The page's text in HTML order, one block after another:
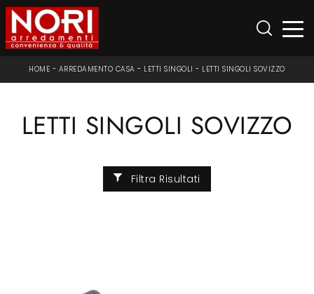
HOME - ARREDAMENTO CASA - LETTI SINGOLI - LETTI SINGOLI SOVIZZO
LETTI SINGOLI SOVIZZO
Filtra Risultati